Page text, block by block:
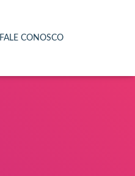
FALE CONOSCO